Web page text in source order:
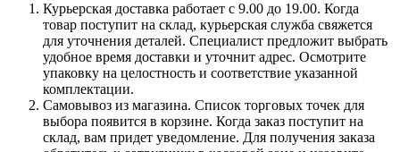
Курьерская доставка работает с 9.00 до 19.00. Когда
товар поступит на склад, курьерская служба свяжется
для уточнения деталей. Специалист предложит выбрать
удобное время доставки и уточнит адрес. Осмотрите
упаковку на целостность и соответствие указанной
комплектации.
Самовывоз из магазина. Список торговых точек для
выбора появится в корзине. Когда заказ поступит на
склад, вам придет уведомление. Для получения заказа